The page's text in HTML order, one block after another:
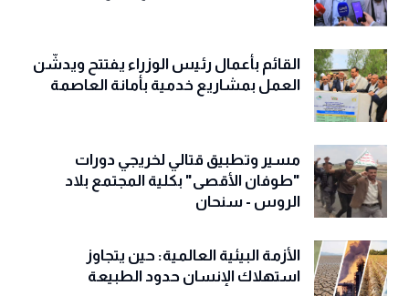
القائم بأعمال رئيس الوزراء يفتتح ويدشّن
العمل بمشاريع خدمية بأمانة العاصمة
مسير وتطبيق قتالي لخريجي دورات
"طوفان الأقصى" بكلية المجتمع بلاد
الروس - سنحان
الأزمة البيئية العالمية: حين يتجاوز
استهلاك الإنسان حدود الطبيعة